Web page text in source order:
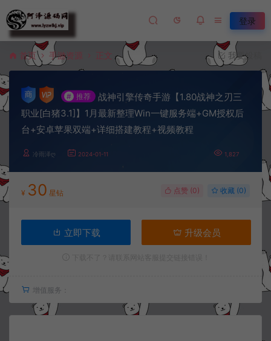
登录
首页 手游资源 正文 我要投稿
# 推荐
战神引擎传奇手游【1.80战神之刃三
职业[白猪3.1]】1月最新整理Win一键服务端+GM授权后
台+安卓苹果双端+详细搭建教程+视频教程
冷雨泽ღ 2024-01-11 1,827
¥ 30 星钻 点赞 (0) 收藏 (0)
立即下载 升级会员
增值服务：